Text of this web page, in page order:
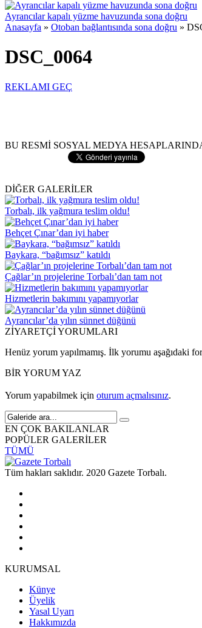
Ayrancılar kapalı yüzme havuzunda sona doğru
Anasayfa » Otoban bağlantısında sona doğru »
DSC_0064
REKLAMI GEÇ
BU RESMİ SOSYAL MEDYA
DİĞER GALERİLER
Torbalı, ilk yağmura teslim oldu!
Behçet Çınar’dan iyi haber
Baykara, “bağımsız” katıldı
Çağlar’ın projelerine Torbalı’dan tam not
Hizmetlerin bakımını yapamıyorlar
Ayrancılar’da yılın sünnet düğünü
ZİYARETÇİ YORUMLARI
Henüz yorum yapılmamış. İlk yorumu aşağıdaki
BİR YORUM YAZ
Yorum yapabilmek için oturum açmalısınız.
EN ÇOK BAKILANLAR
POPÜLER GALERİLER
TÜMÜ
Tüm hakları saklıdır. 2020 Gazete Torbalı.
KURUMSAL
Künye
Üyelik
Yasal Uyarı
Hakkımızda